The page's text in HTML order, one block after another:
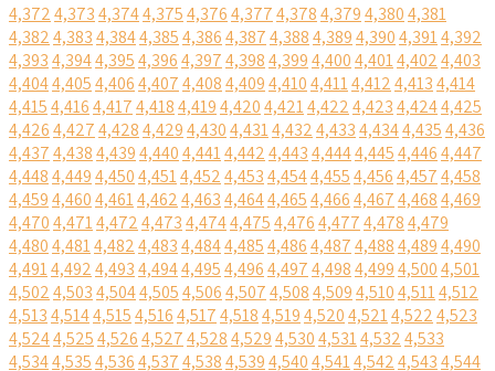
4,3724,3734,3744,3754,3764,3774,3784,3794,3804,381
4,3824,3834,3844,3854,3864,3874,3884,3894,3904,3914,392
4,3934,3944,3954,3964,3974,3984,3994,4004,4014,4024,403
4,4044,4054,4064,4074,4084,4094,4104,4114,4124,4134,414
4,4154,4164,4174,4184,4194,4204,4214,4224,4234,4244,425
4,4264,4274,4284,4294,4304,4314,4324,4334,4344,4354,436
4,4374,4384,4394,4404,4414,4424,4434,4444,4454,4464,447
4,4484,4494,4504,4514,4524,4534,4544,4554,4564,4574,458
4,4594,4604,4614,4624,4634,4644,4654,4664,4674,4684,469
4,4704,4714,4724,4734,4744,4754,4764,4774,4784,479
4,4804,4814,4824,4834,4844,4854,4864,4874,4884,4894,490
4,4914,4924,4934,4944,4954,4964,4974,4984,4994,5004,501
4,5024,5034,5044,5054,5064,5074,5084,5094,5104,5114,512
4,5134,5144,5154,5164,5174,5184,5194,5204,5214,5224,523
4,5244,5254,5264,5274,5284,5294,5304,5314,5324,533
4,5344,5354,5364,5374,5384,5394,5404,5414,5424,5434,544